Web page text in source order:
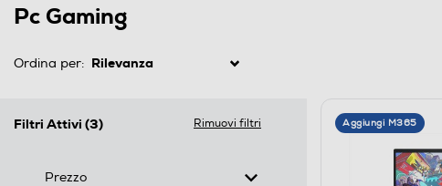
Pc Gaming
Ordina per:
Filtri Attivi (3) Rimuovi filtri
Prezzo
Aggiungi M365